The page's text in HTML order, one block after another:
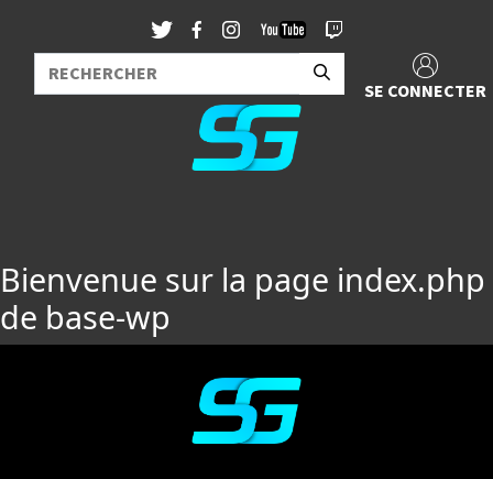
SE CONNECTER
Bienvenue sur la page index.php
de base-wp